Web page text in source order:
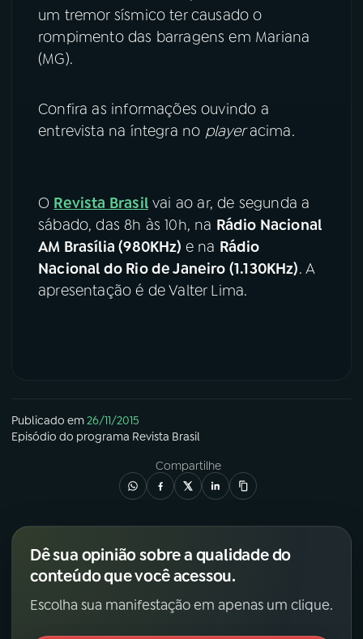
um tremor sísmico ter causado o
rompimento das barragens em Mariana
(MG).
Confira as informações ouvindo a
entrevista na íntegra no playeracima.
O Revista Brasilvai ao ar, de segunda a
sábado, das 8h às 10h, na Rádio Nacional
AM Brasília (980KHz) e na Rádio
Nacional do Rio de Janeiro (1.130KHz). A
apresentação é de Valter Lima.
Publicado em26/11/2015
Episódio do programa Revista Brasil
Compartilhe
Dê sua opinião sobre a qualidade do
conteúdo que você acessou.
Escolha sua manifestação em apenas um clique.